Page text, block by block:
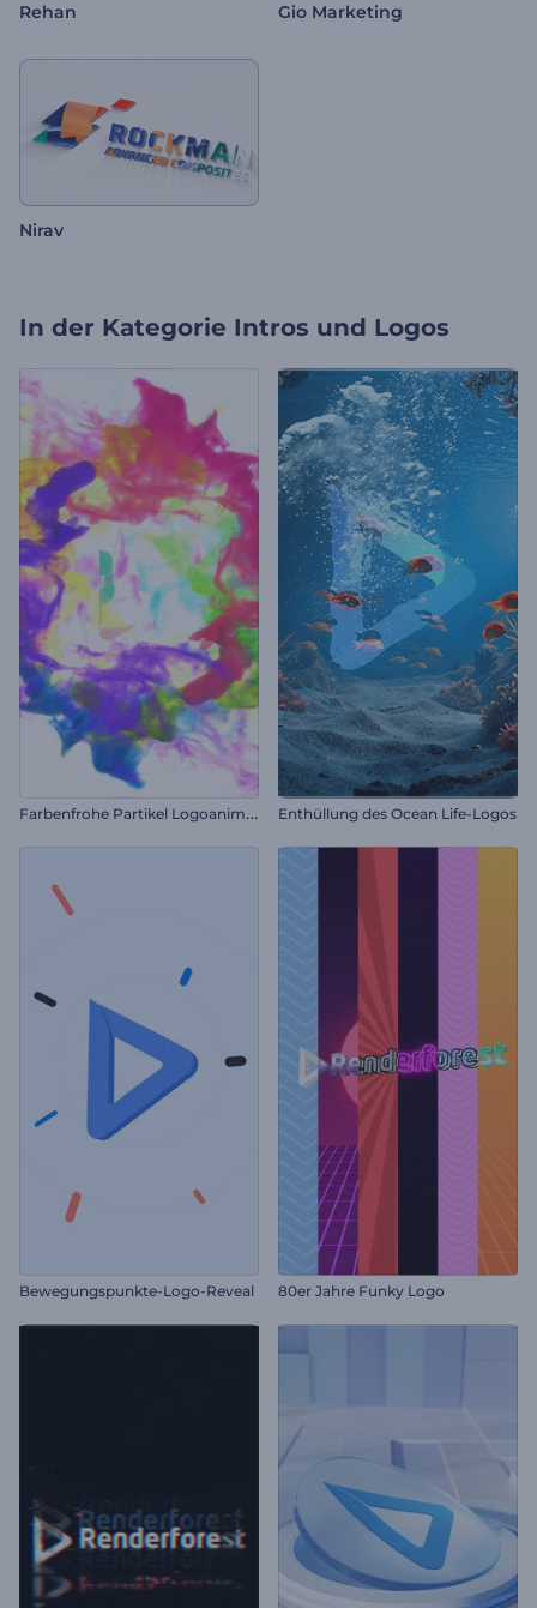
Rehan Gio Marketing
Nirav
In der Kategorie Intros und Logos
F
arbenfrohe Partikel Logoanimation Enthüllung des Ocean Life-Logos
Bewegungspunkte-Logo-Reveal 80er Jahre Funky Logo